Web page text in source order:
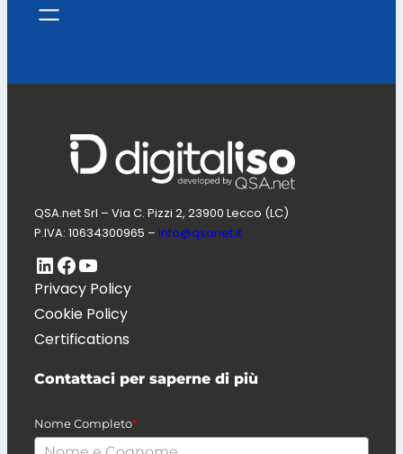
QSA.net Srl – Via C. Pizzi 2, 23900 Lecco (LC)
P.IVA: 10634300965 – info@qsanet.it
LinkedIn Pagina Facebook di Digitaliso Canale Youtube di QSA.net
Privacy Policy
Cookie Policy
Certifications
Contattaci per saperne di più
Nome Completo*